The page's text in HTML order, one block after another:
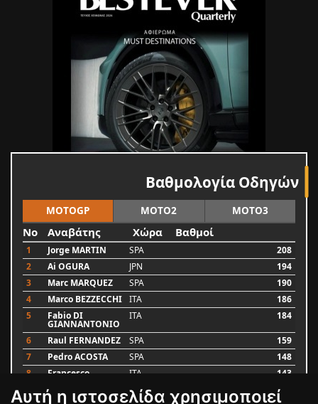
Αυτή η ιστοσελίδα χρησιμοποιεί
Βαθμολογία Οδηγών
MOTOGP MOTO2 MOTO3
No Αναβάτης Χώρα Βαθμοί
1 Jorge MARTIN SPA
208
2
Ai OGURA JPN
194
3
Marc MARQUEZ SPA
190
4
Marco BEZZECCHI ITA
186
5
Fabio DI
GIANNANTONIO
ITA 184
6 Raul FERNANDEZ SPA
159
7
Pedro ACOSTA SPA
148
8
Francesco ITA 143
9 Alex MARQUEZ SPA